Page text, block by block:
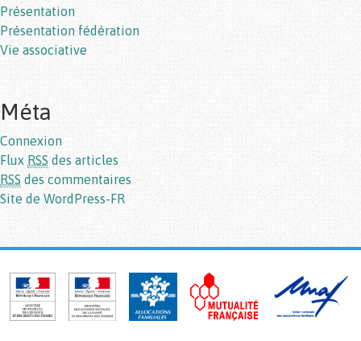
Présentation
Présentation fédération
Vie associative
Méta
Connexion
Flux RSS des articles
RSS des commentaires
Site de WordPress-FR